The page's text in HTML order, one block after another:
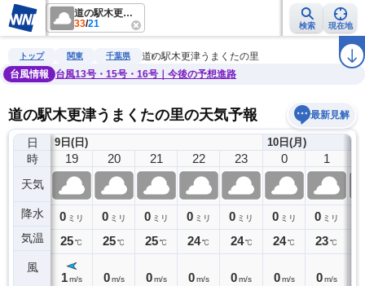
道の駅木更津うまくたの里
33/21 検索 現在地
雨雲レーダー 台風情報 地震情報 警報・注意報 ラ
トップ 関東 千葉県
道の駅木更津うまくたの里
台風情報
台風13号・15号・16号｜今後の予想進路
道の駅木更津うまくたの里の天気予報 最新見解
日
時
天気
降水
気温
風
9日(日)
18
0ミリ
26℃
19
0 ミリ
25℃
1 m/s
20
0 ミリ
25℃
0 m/s
21
0 ミリ
25℃
0 m/s
22
0 ミリ
24℃
0 m/s
23
0 ミリ
24 ℃
0m/s
10日(月)
0
0 ミリ
24℃
0 m/s
1
0 ミリ
23℃
0 m/s